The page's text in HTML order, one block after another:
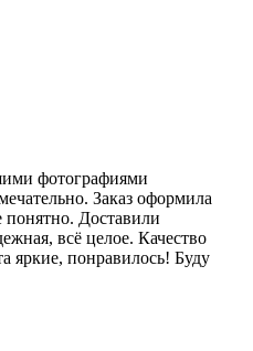
фотографиями
Заказ оформила
понятно. Доставили
всё целое. Качество
яркие, понравилось! Буду